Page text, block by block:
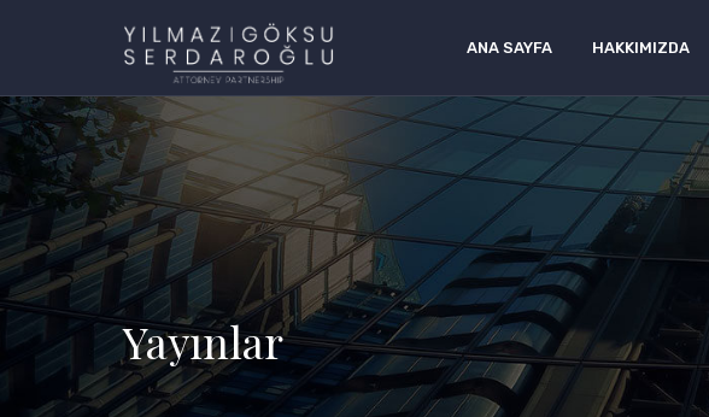
ANA SAYFA HAKKIMIZDA
Yayınlar